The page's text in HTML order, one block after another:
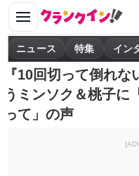
ニュース 特集 イン
『10回切って倒れ
うミンソク＆桃子に
って」の声